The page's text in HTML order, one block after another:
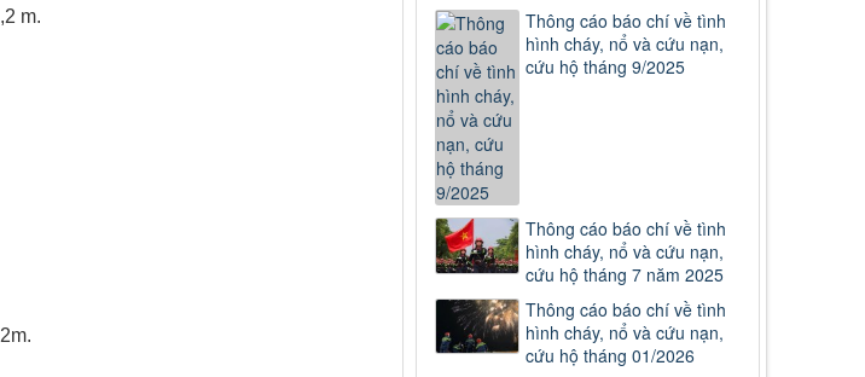
,2 m.
2m.
Thông cáo báo chí về tình
hình cháy, nổ và cứu nạn,
cứu hộ tháng 9/2025
Thông cáo báo chí về tình
hình cháy, nổ và cứu nạn,
cứu hộ tháng 7 năm 2025
Thông cáo báo chí về tình
hình cháy, nổ và cứu nạn,
cứu hộ tháng 01/2026